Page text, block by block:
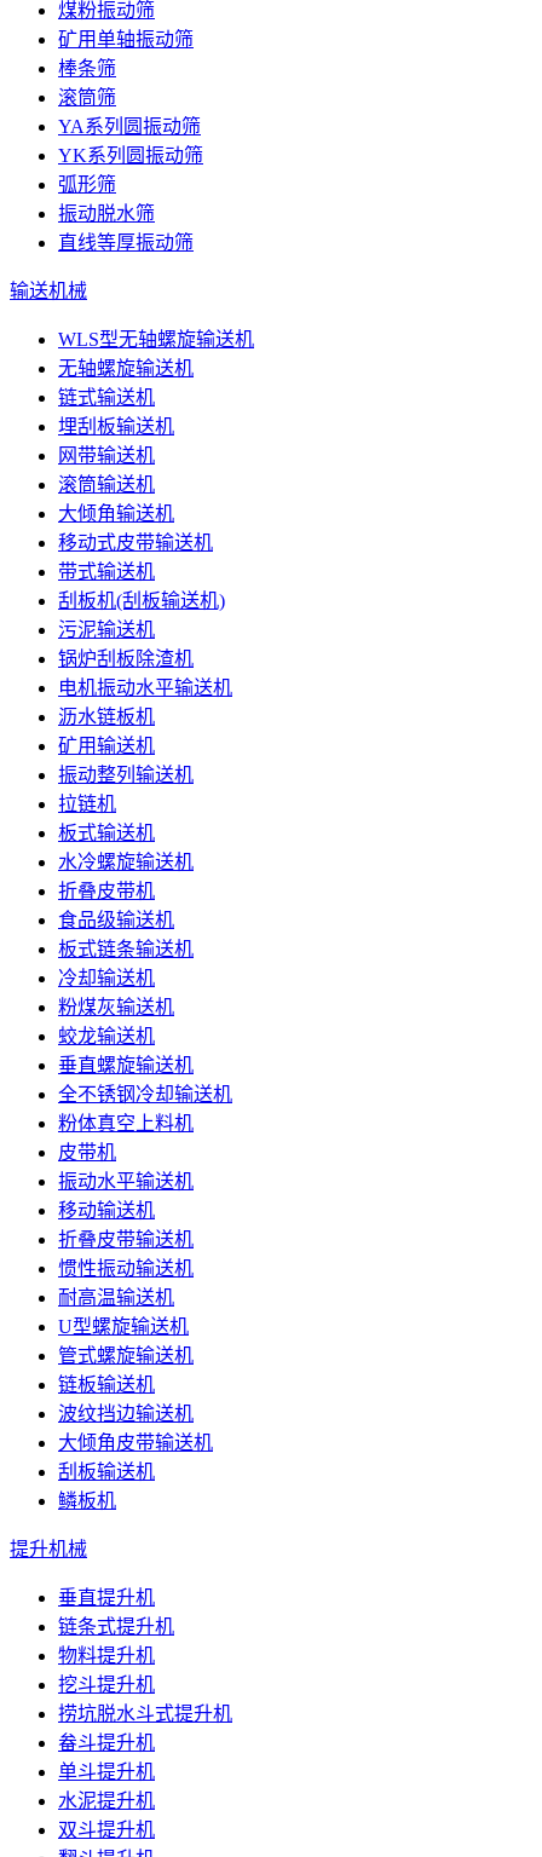
煤粉振动筛
矿用单轴振动筛
棒条筛
滚筒筛
YA系列圆振动筛
YK系列圆振动筛
弧形筛
振动脱水筛
直线等厚振动筛
输送机械
WLS型无轴螺旋输送机
无轴螺旋输送机
链式输送机
埋刮板输送机
网带输送机
滚筒输送机
大倾角输送机
移动式皮带输送机
带式输送机
刮板机(刮板输送机)
污泥输送机
锅炉刮板除渣机
电机振动水平输送机
沥水链板机
矿用输送机
振动整列输送机
拉链机
板式输送机
水冷螺旋输送机
折叠皮带机
食品级输送机
板式链条输送机
冷却输送机
粉煤灰输送机
蛟龙输送机
垂直螺旋输送机
全不锈钢冷却输送机
粉体真空上料机
皮带机
振动水平输送机
移动输送机
折叠皮带输送机
惯性振动输送机
耐高温输送机
U型螺旋输送机
管式螺旋输送机
链板输送机
波纹挡边输送机
大倾角皮带输送机
刮板输送机
鳞板机
提升机械
垂直提升机
链条式提升机
物料提升机
挖斗提升机
捞坑脱水斗式提升机
畚斗提升机
单斗提升机
水泥提升机
双斗提升机